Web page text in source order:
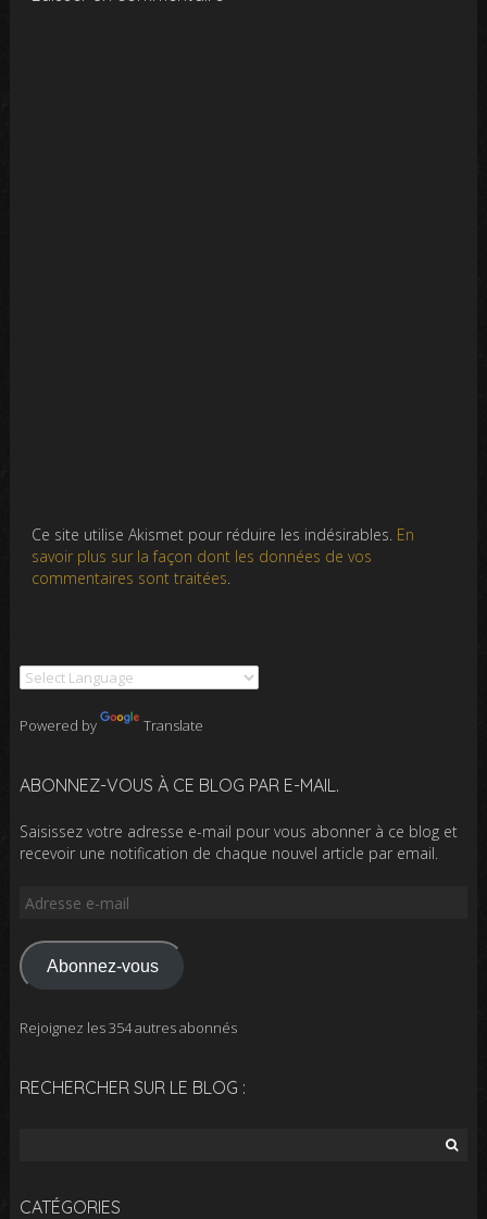
Ce site utilise Akismet pour réduire les indésirables. En
savoir plus sur la façon dont les données de vos
commentaires sont traitées.
Powered by Translate
ABONNEZ-VOUS À CE BLOG PAR E-MAIL.
Saisissez votre adresse e-mail pour vous abonner à ce blog et
recevoir une notification de chaque nouvel article par email.
Adresse
mail
Abonnez-vous
Rejoignez les 354 autres abonnés
RECHERCHER SUR LE BLOG :
CATÉGORIES